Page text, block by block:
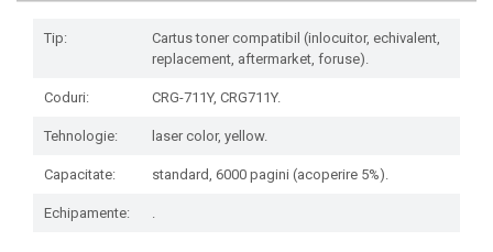
Tip:
Cartus toner compatibil (inlocuitor, echivalent,
replacement, aftermarket, foruse).
Coduri: CRG-711Y, CRG711Y.
Tehnologie: laser color, yellow.
Capacitate: standard, 6000 pagini (acoperire 5%).
Echipamente: .